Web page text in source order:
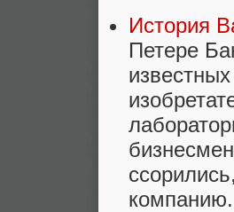
История
Петере
компанию.